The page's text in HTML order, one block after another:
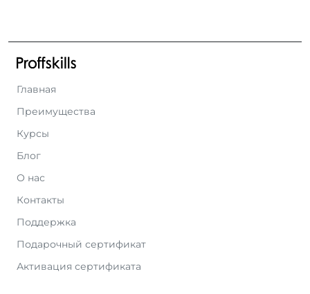
Главная
Преимущества
Курсы
Блог
О нас
Контакты
Поддержка
Подарочный сертификат
Активация сертификата